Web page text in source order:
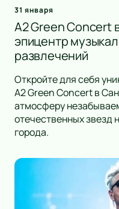
31 января
A2 Green Concert
эпицентр
развлечений
Откройте для себя
A2 Green Concert в
атмосферу
отечественных звезд
города.